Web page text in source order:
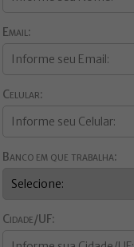
Email:
Celular:
Banco em que trabalha:
Cidade/UF: